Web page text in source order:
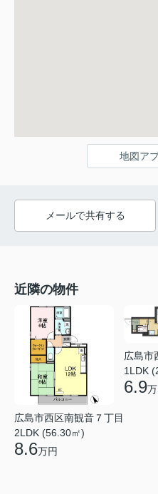
地図ア
メールで共有する
近隣の物件
広島市西区南観音７丁目
2LDK (56.30㎡)
8.6万円
広島市
1LDK
6.9